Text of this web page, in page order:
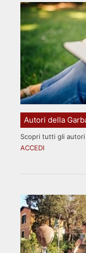
Autori della
Scopri tutti gli
ACCEDI